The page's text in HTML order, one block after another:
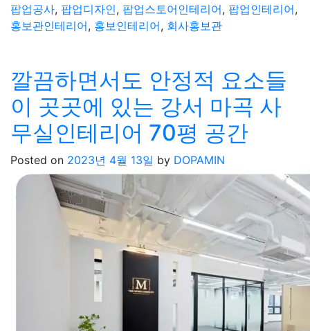
팝업공사, 팝업디자인, 팝업스토어인테리어, 팝업인테리어,
홍보관인테리어, 홍보인테리어, 회사홍보관
깔끔하면서도 안정적 요소들
이 곳곳에 있는 강서 마곡 사
무실인테리어 70평 공간
Posted on 2023년 4월 13일 by DOPAMIN